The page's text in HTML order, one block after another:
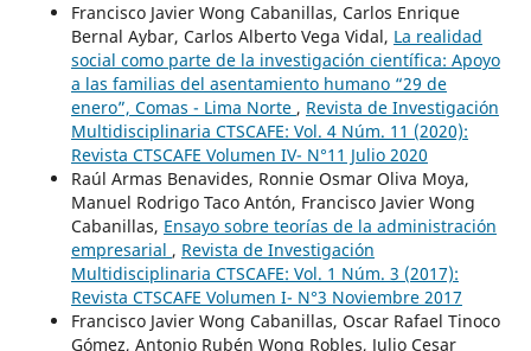
Francisco Javier Wong Cabanillas, Carlos Enrique
Bernal Aybar, Carlos Alberto Vega Vidal, La realidad
social como parte de la investigación científica: Apoyo
a las familias del asentamiento humano “29 de
enero”, Comas - Lima Norte , Revista de Investigación
Multidisciplinaria CTSCAFE: Vol. 4 Núm. 11 (2020):
Revista CTSCAFE Volumen IV- N°11 Julio 2020
Raúl Armas Benavides, Ronnie Osmar Oliva Moya,
Manuel Rodrigo Taco Antón, Francisco Javier Wong
Cabanillas, Ensayo sobre teorías de la administración
empresarial , Revista de Investigación
Multidisciplinaria CTSCAFE: Vol. 1 Núm. 3 (2017):
Revista CTSCAFE Volumen I- N°3 Noviembre 2017
Francisco Javier Wong Cabanillas, Oscar Rafael Tinoco
Gómez, Antonio Rubén Wong Robles, Julio Cesar